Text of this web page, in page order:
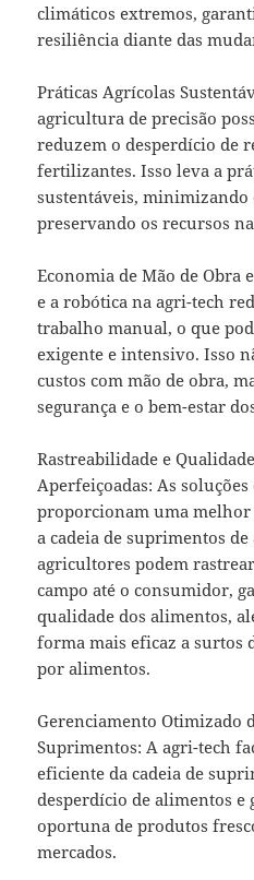
climáticos extremos,
resiliência diante das
Práticas Agrícolas
agricultura de precisão
reduzem o desperdício de
fertilizantes. Isso leva a
sustentáveis, minimizando
preservando os recursos
Economia de Mão de Obra
e a robótica na agri-tech
trabalho manual, o que
exigente e intensivo. Isso
custos com mão de obra,
segurança e o bem-estar
Rastreabilidade e
Aperfeiçoadas: As soluções
proporcionam uma
a cadeia de suprimentos
agricultores podem
campo até o consumidor,
qualidade dos alimentos,
forma mais eficaz a surtos
por alimentos.
Gerenciamento Otimizado
Suprimentos: A agri-tech
eficiente da cadeia de
desperdício de alimentos e
oportuna de produtos
mercados.